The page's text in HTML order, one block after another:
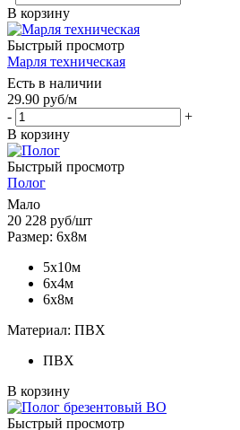
В корзину
Быстрый просмотр
Марля техническая
Есть в наличии
29.90 руб/м
-
+
В корзину
Быстрый просмотр
Полог
Мало
20 228 руб/шт
Размер: 6х8м
5х10м
6х4м
6х8м
Материал: ПВХ
ПВХ
В корзину
Быстрый просмотр